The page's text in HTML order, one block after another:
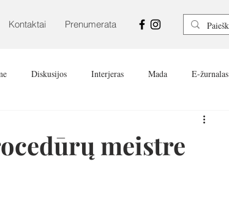
Kontaktai Prenumerata
Diskusijos Interjeras Mada E-žurnalas
meistre